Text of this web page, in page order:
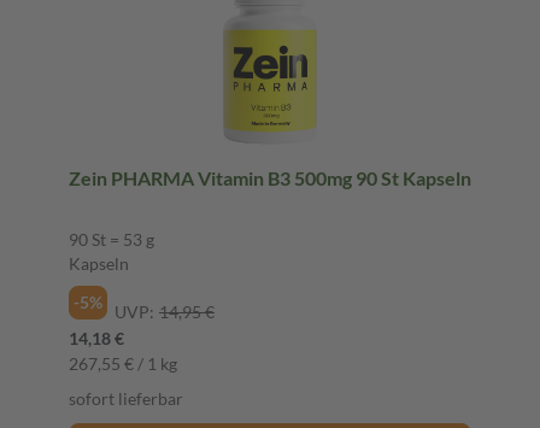
Zein PHARMA Vitamin B3 500mg 90 St Kapseln
90 St = 53 g
Kapseln
-5%
UVP: 14,95 €
14,18 €
267,55 € / 1 kg
sofort lieferbar